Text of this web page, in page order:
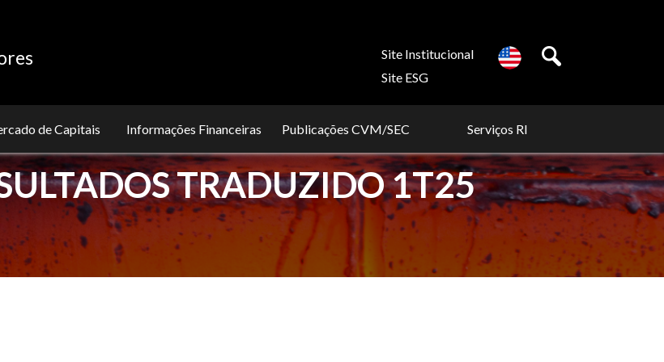
Site Institucional
Site ESG
de Capitais Informações Financeiras Publicações CVM/SEC Serviços RI
TRADUZIDO 1T25